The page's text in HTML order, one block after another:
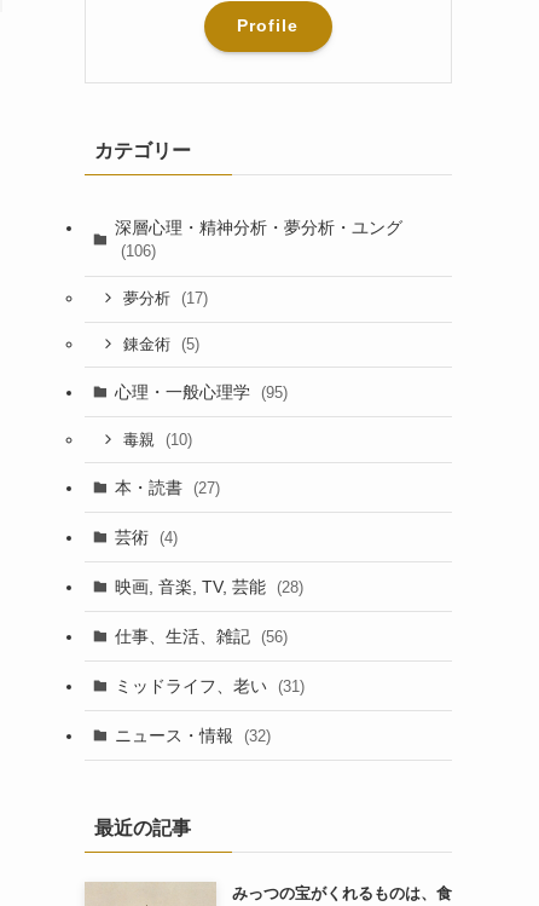
Profile
カテゴリー
深層心理・精神分析・夢分析・ユング
(106)
夢分析 (17)
錬金術 (5)
心理・一般心理学 (95)
毒親 (10)
本・読書 (27)
芸術 (4)
映画, 音楽, TV, 芸能 (28)
仕事、生活、雑記 (56)
ミッドライフ、老い (31)
ニュース・情報 (32)
最近の記事
みっつの宝がくれるものは、食